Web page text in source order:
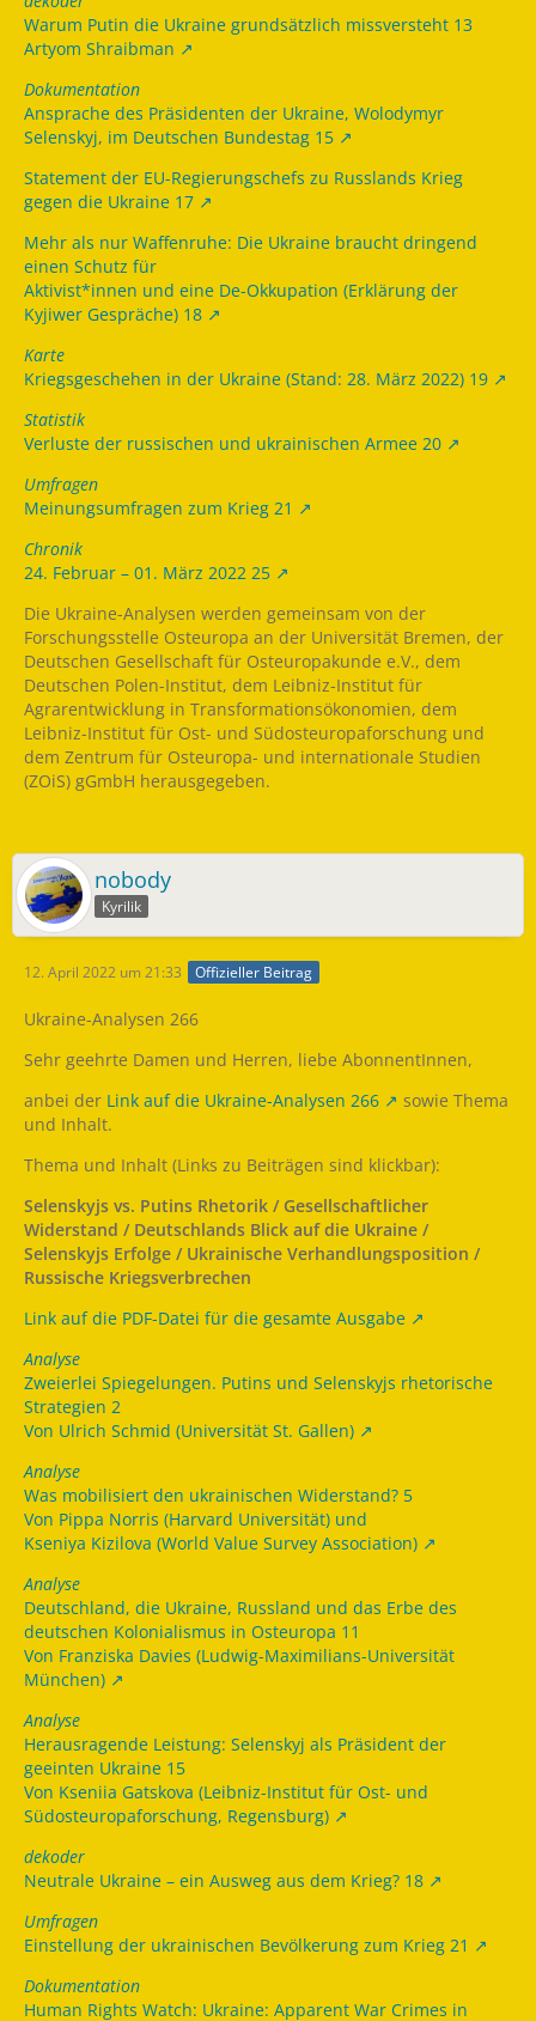
Warum Putin die Ukraine grundsätzlich missversteht 13
Artyom Shraibman
Dokumentation
Ansprache des Präsidenten der Ukraine, Wolodymyr
Selenskyj, im Deutschen Bundestag 15
Statement der EU-Regierungschefs zu Russlands Krieg
gegen die Ukraine 17
Mehr als nur Waffenruhe: Die Ukraine braucht dringend
einen Schutz für
Aktivist*innen und eine De-Okkupation (Erklärung der
Kyjiwer Gespräche) 18
Karte
Kriegsgeschehen in der Ukraine (Stand: 28. März 2022) 19
Statistik
Verluste der russischen und ukrainischen Armee 20
Umfragen
Meinungsumfragen zum Krieg 21
Chronik
24. Februar – 01. März 2022 25
Die Ukraine-Analysen werden gemeinsam von der
Forschungsstelle Osteuropa an der Universität Bremen, der
Deutschen Gesellschaft für Osteuropakunde e.V., dem
Deutschen Polen-Institut, dem Leibniz-Institut für
Agrarentwicklung in Transformationsökonomien, dem
Leibniz-Institut für Ost- und Südosteuropaforschung und
dem Zentrum für Osteuropa- und internationale Studien
(ZOiS) gGmbH herausgegeben.
nobody
Kyrilik
12. April 2022 um 21:33 Offizieller Beitrag
Ukraine-Analysen 266
Sehr geehrte Damen und Herren, liebe AbonnentInnen,
anbei der Link auf die Ukraine-Analysen 266
sowie Thema
und Inhalt.
Thema und Inhalt (Links zu Beiträgen sind klickbar):
Selenskyjs vs. Putins Rhetorik / Gesellschaftlicher
Widerstand / Deutschlands Blick auf die Ukraine /
Selenskyjs Erfolge / Ukrainische Verhandlungsposition /
Russische Kriegsverbrechen
Link auf die PDF-Datei für die gesamte Ausgabe
Analyse
Zweierlei Spiegelungen. Putins und Selenskyjs rhetorische
Strategien 2
Von Ulrich Schmid (Universität St. Gallen)
Analyse
Was mobilisiert den ukrainischen Widerstand? 5
Von Pippa Norris (Harvard Universität) und
Kseniya Kizilova (World Value Survey Association)
Analyse
Deutschland, die Ukraine, Russland und das Erbe des
deutschen Kolonialismus in Osteuropa 11
Von Franziska Davies (Ludwig-Maximilians-Universität
München)
Analyse
Herausragende Leistung: Selenskyj als Präsident der
geeinten Ukraine 15
Von Kseniia Gatskova (Leibniz-Institut für Ost- und
Südosteuropaforschung, Regensburg)
dekoder
Neutrale Ukraine – ein Ausweg aus dem Krieg? 18
Umfragen
Einstellung der ukrainischen Bevölkerung zum Krieg 21
Dokumentation
Human Rights Watch: Ukraine: Apparent War Crimes in